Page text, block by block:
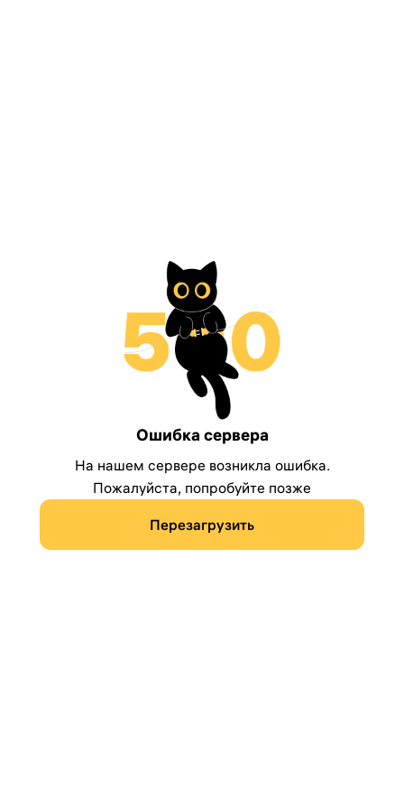
Ошибка сервера
На нашем сервере возникла ошибка.
Пожалуйста, попробуйте позже
Перезагрузить